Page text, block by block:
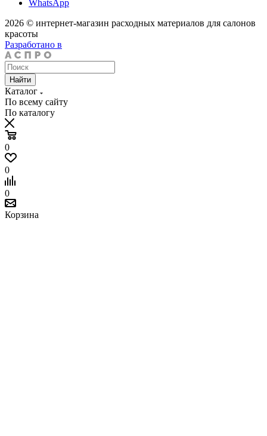
WhatsApp
2026 © интернет-магазин расходных материалов для салонов
красоты
Разработано в
Найти
Каталог
По всему сайту
По каталогу
0
0
0
Корзина